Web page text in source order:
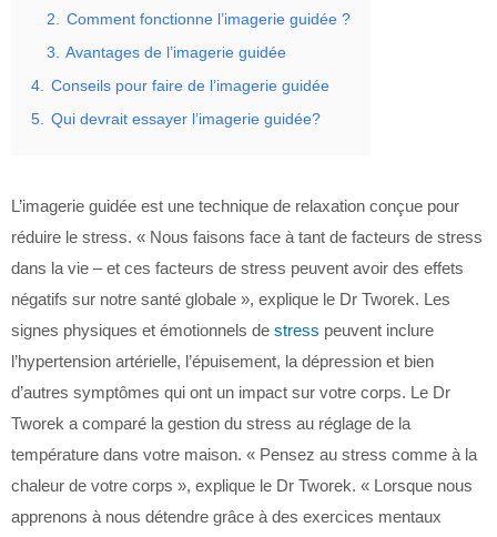
2. Comment fonctionne l’imagerie guidée ?
3. Avantages de l’imagerie guidée
4. Conseils pour faire de l’imagerie guidée
5. Qui devrait essayer l’imagerie guidée?
L’imagerie guidée est une technique de relaxation conçue pour
réduire le stress. « Nous faisons face à tant de facteurs de stress
dans la vie – et ces facteurs de stress peuvent avoir des effets
négatifs sur notre santé globale », explique le Dr Tworek. Les
signes physiques et émotionnels de stress peuvent inclure
l’hypertension artérielle, l’épuisement, la dépression et bien
d’autres symptômes qui ont un impact sur votre corps. Le Dr
Tworek a comparé la gestion du stress au réglage de la
température dans votre maison. « Pensez au stress comme à la
chaleur de votre corps », explique le Dr Tworek. « Lorsque nous
apprenons à nous détendre grâce à des exercices mentaux